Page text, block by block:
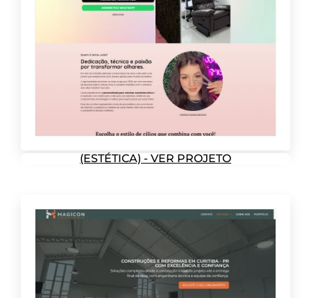
(ESTÉTICA) - VER PROJETO